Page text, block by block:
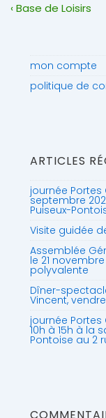
Navigation
Previous
‹ Base de Loisirs
mon compte
politique de
ARTICLES
journée
septembre
Puiseux-
Visite guidée
Assemblée
le 21
polyvalente
Dîner-
Vincent,
journée
10h à 15h à la
Pontoise au 2